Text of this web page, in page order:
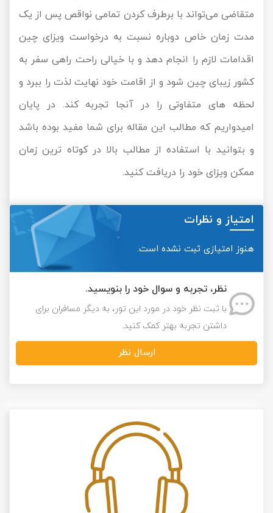
متقاضی می‌تواند با برطرف کردن تمامی نواقص پس از یک
مدت زمان خاص دوباره نسبت به درخواست ویزای چین
اقدامات لازم را انجام دهد و با خیالی راحت راهی سفر به
کشور زیبای چین شود و از اقامت خود نهایت لذت را ببرد و
لحظه ‌های متفاوتی را در آنجا تجربه کند. در پایان
امیدواریم که مطالب این مقاله برای شما مفید بوده باشد
و بتوانید با استفاده از مطالب بالا در کوتاه‌ ترین زمان
ممکن ویزای خود را دریافت کنید.
امتیاز و نظرات
هنوز امتیازی ثبت نشده است.
نظر، تجربه و سوال خود را بنویسید.
با ثبت نظر خود در مورد این تور، به دیگر مسافران برای
داشتن تجربه بهتر کمک کنید.
ارسال نظر